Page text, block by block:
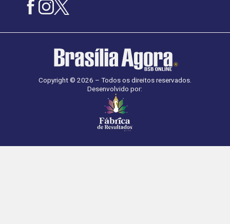
Copyright © 2026 – Todos os direitos reservados.
Desenvolvido por: